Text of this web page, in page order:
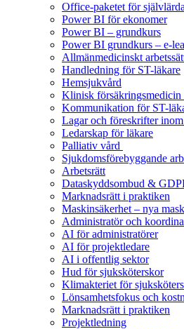
Office-paketet för självlärda
Power BI för ekonomer
Power BI – grundkurs
Power BI grundkurs – e-
Allmänmedicinskt
Handledning för ST-läkare
Hemsjukvård
Klinisk försäkringsmedicin
Kommunikation för ST-
Lagar och föreskrifter
Ledarskap för läkare
Palliativ vård
Sjukdomsförebyggande
Arbetsrätt
Dataskyddsombud &
Marknadsrätt i praktiken
Maskinsäkerhet – nya
Administratör och
AI för administratörer
AI för projektledare
AI i offentlig sektor
Hud för sjuksköterskor
Klimakteriet för
Lönsamhetsfokus och
Marknadsrätt i praktiken
Projektledning